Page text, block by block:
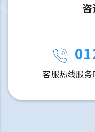
客服热线服